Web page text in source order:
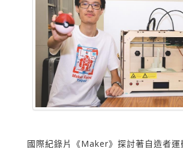
國際紀錄片《Maker》探討著自造者運